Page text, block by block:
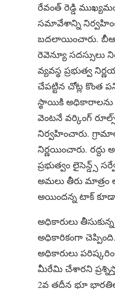
రేవంత్ రెడ్డి
సమావేశాన్ని
బదలాయించారు.
రెవెన్యూ
వ్యవస్థ ప్రభుత్వ
చేపట్టిన చోట్ల కొంత
స్థాయికి అధికారాలను
వెంటనే వర్కింగ్
నిర్వహించారు.
నిర్ణయించారు.
ప్రభుత్వం లైసెన్డ్స్
అమలు తీరు మాత్రం
అయిందన్న టాక్ కూడా
అధికారులు
అధికారికంగా
అధికారులు
మీరేమి చేశారని
2వ తదీన భూ